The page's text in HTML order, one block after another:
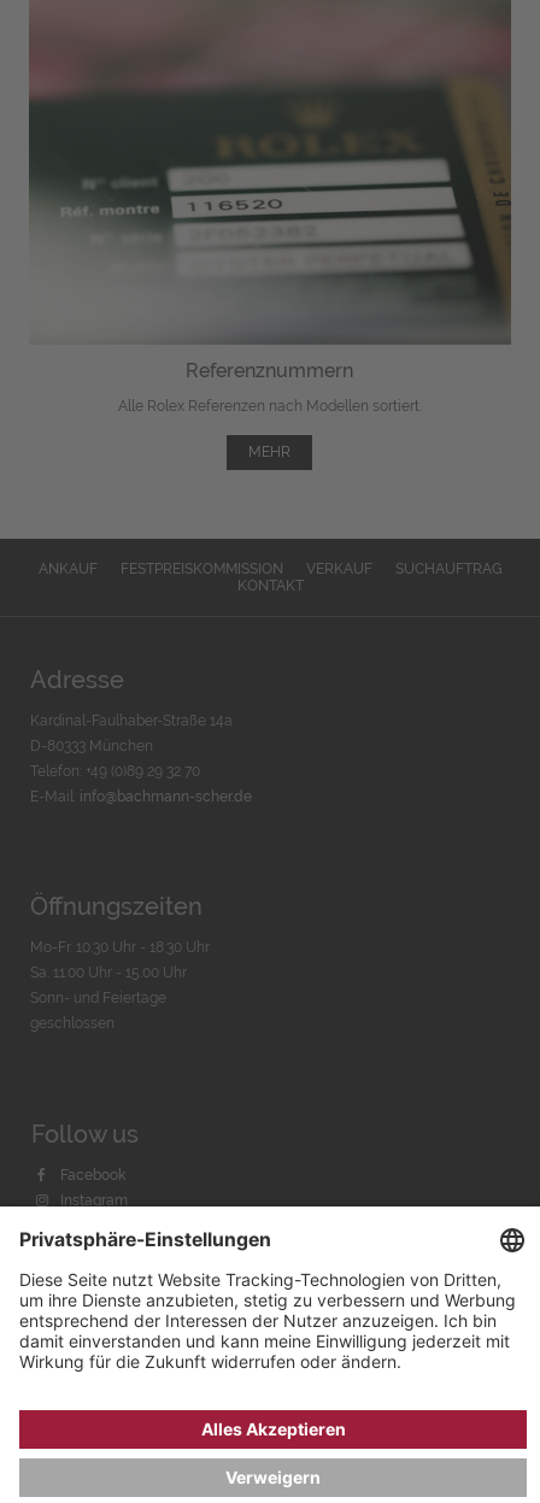
Referenznummern
Alle Rolex Referenzen nach Modellen sortiert.
MEHR
ANKAUF FESTPREISKOMMISSION VERKAUF
SUCHAUFTRAG
KONTAKT
Adresse
Kardinal-Faulhaber-Straße 14a
D-80333 München
Telefon: +49 (0)89 29 32 70
E-Mail: info@bachmann-scher.de
Öffnungszeiten
Mo-Fr. 10:30 Uhr - 18:30 Uhr
Sa. 11:00 Uhr - 15.00 Uhr
Sonn- und Feiertage
geschlossen
Follow us
Facebook
Instagram
IMPRESSUM
AGB & WIDERRUF
COOKIE-EINSTELLUNGEN